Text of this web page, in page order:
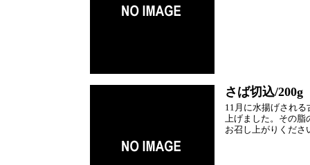
さば切込/200g
11月に水揚げされ
上げました。その脂
お召し上がりくださ